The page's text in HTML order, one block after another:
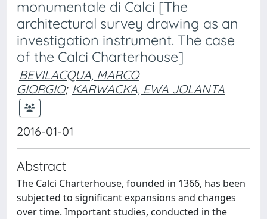
monumentale di Calci [The
architectural survey drawing as an
investigation instrument. The case
of the Calci Charterhouse]
BEVILACQUA, MARCO
GIORGIO; KARWACKA, EWA JOLANTA
2016-01-01
Abstract
The Calci Charterhouse, founded in 1366, has been
subjected to significant expansions and changes
over time. Important studies, conducted in the